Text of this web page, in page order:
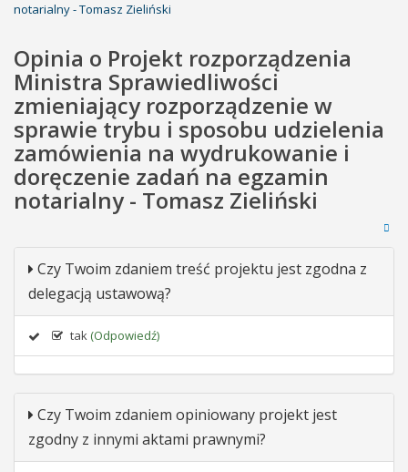
notarialny - Tomasz Zieliński
Opinia o Projekt rozporządzenia
Ministra Sprawiedliwości
zmieniający rozporządzenie w
sprawie trybu i sposobu udzielenia
zamówienia na wydrukowanie i
doręczenie zadań na egzamin
notarialny - Tomasz Zieliński
Czy Twoim zdaniem treść projektu jest zgodna z
delegacją ustawową?
tak (Odpowiedź)
Czy Twoim zdaniem opiniowany projekt jest
zgodny z innymi aktami prawnymi?